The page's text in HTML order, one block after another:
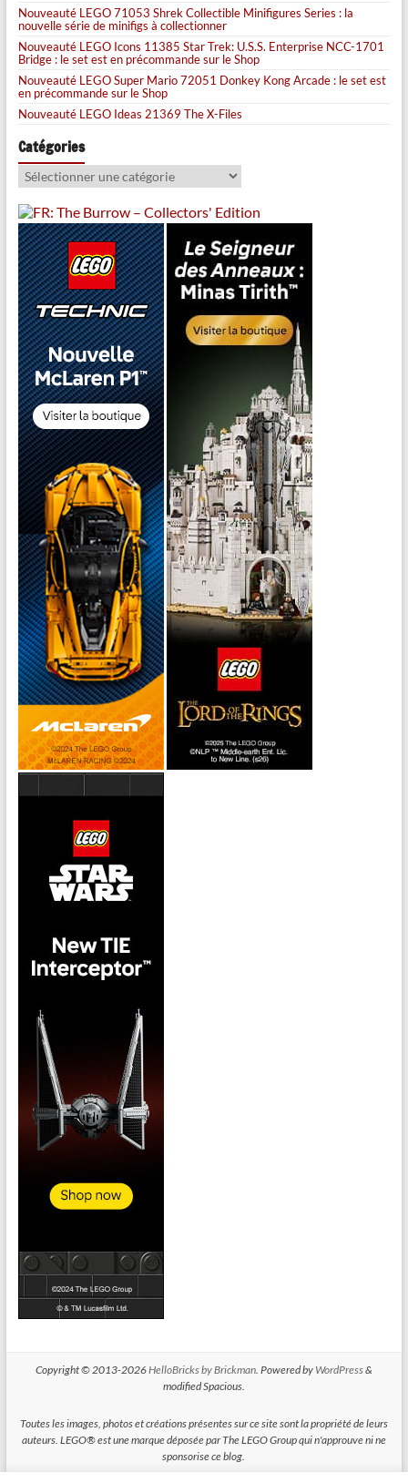
Nouveauté LEGO 71053 Shrek Collectible Minifigures Series : la
nouvelle série de minifigs à collectionner
Nouveauté LEGO Icons 11385 Star Trek: U.S.S. Enterprise NCC-1701
Bridge : le set est en précommande sur le Shop
Nouveauté LEGO Super Mario 72051 Donkey Kong Arcade : le set est
en précommande sur le Shop
Nouveauté LEGO Ideas 21369 The X-Files
Catégories
Catégories
Copyright © 2013-2026HelloBricks by Brickman. Powered by WordPress&
modified Spacious.
Toutes les images, photos et créations présentes sur ce site sont la propriété de leurs
auteurs. LEGO® est une marque déposée par The LEGO Group qui n'approuve ni ne
sponsorise ce blog.